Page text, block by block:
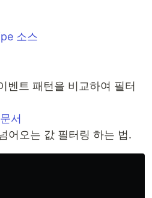
벤트 패턴을 비교하여 필터
문서
어오는 값 필터링 하는 법.